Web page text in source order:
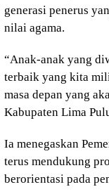
generasi penerus
nilai agama.
“Anak-anak yang
terbaik yang kita
masa depan yang
Kabupaten Lima
Ia menegaskan
terus mendukung
berorientasi pada